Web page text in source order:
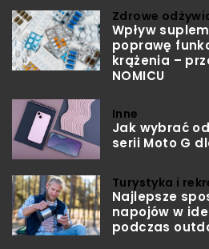
Zdrowe
Wpływ
poprawę
krążenia –
NOMICU
Inne
Jak wybrać
serii Moto G
Turystyka i
Najlepsze
napojów w
podczas